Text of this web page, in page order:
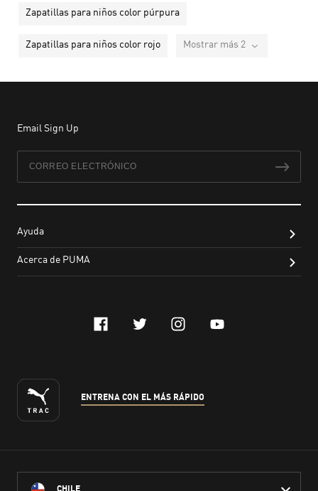
Zapatillas para niños color púrpura
Zapatillas para niños color rojo Mostrar más 2